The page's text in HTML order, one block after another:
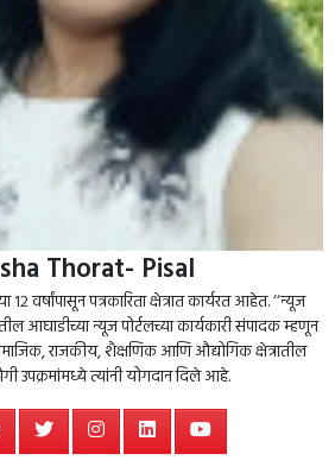
Thorat- Pisal
वर्षांपासून पत्रकारिता क्षेत्रात कार्यरत आहेत. ‘‘न्यूज
आघाडीच्या न्यूज पोर्टलच्या कार्यकारी संपादक म्हणून
राजकीय, शैक्षणिक आणि औद्योगिक क्षेत्रातील
उपक्रमांमध्ये त्यांनी योगदान दिले आहे.